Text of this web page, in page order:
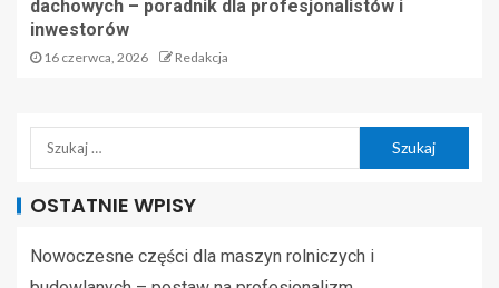
dachowych – poradnik dla profesjonalistów i
inwestorów
16 czerwca, 2026 Redakcja
OSTATNIE WPISY
Nowoczesne części dla maszyn rolniczych i